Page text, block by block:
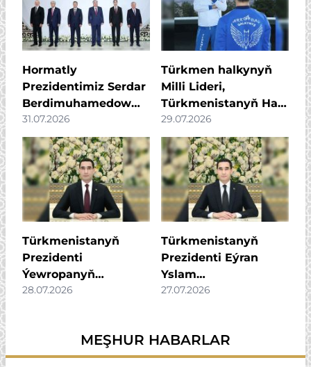
Hormatly
Prezidentimiz Serdar
Berdimuhamedow
Merkezi Aziýa
ýurtlarynyň we
Azerbaýjan
Respublikasynyň
döwlet
Baştutanlarynyň
resmi däl
konsultatiw
duşuşygyna
gatnaşdy
31.07.2026
Türkmen halkynyň
Milli Lideri,
Türkmenistanyň Halk
Maslahatynyň
Başlygy Gahryman
Arkadagymyz
«Galkynyş» milli at
üstündäki oýunlar
toparynyň agzalary
bilen duşuşdy
29.07.2026
Türkmenistanyň
Prezidenti
Ýewropanyň
täzeleniş we ösüş
28.07.2026
Türkmenistanyň
Prezidenti Eýran
Yslam
Respublikasynyň ýol
27.07.2026
MEŞHUR HABARLAR